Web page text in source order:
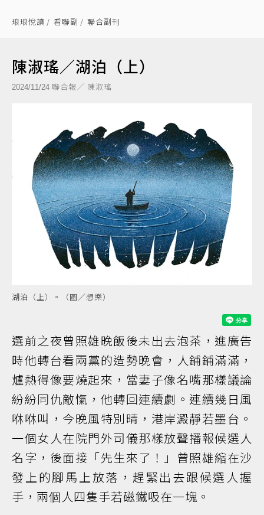
琅琅悅讀 看聯副 聯合副刊
陳淑瑤／湖泊（上）
2024/11/24 聯合報／ 陳淑瑤
湖泊（上）。（圖／想樂）
選前之夜曾照雄晚飯後未出去泡茶，進廣告
時他轉台看兩黨的造勢晚會，人鋪鋪滿滿，
爐熱得像要燒起來，當妻子像名嘴那樣議論
紛紛同仇敵愾，他轉回連續劇。連續幾日風
咻咻叫，今晚風特別晴，港岸澱靜若墨台。
一個女人在院門外司儀那樣放聲播報候選人
名字，後面接「先生來了！」曾照雄縮在沙
發上的腳馬上放落，趕緊出去跟候選人握
手，兩個人四隻手若磁鐵吸在一塊。